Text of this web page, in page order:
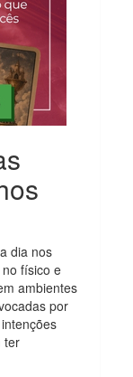
dia nos
físico e
ambientes
por
ter